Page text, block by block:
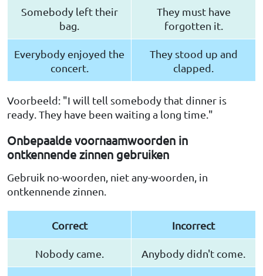
Somebody left their
bag.
They must have
forgotten it.
Everybody enjoyed the
concert.
They stood up and
clapped.
Voorbeeld: "I will tell somebody that dinner is
ready. They have been waiting a long time."
Onbepaalde voornaamwoorden in
ontkennende zinnen gebruiken
Gebruik no-woorden, niet any-woorden, in
ontkennende zinnen.
Correct Incorrect
Nobody came. Anybody didn't come.